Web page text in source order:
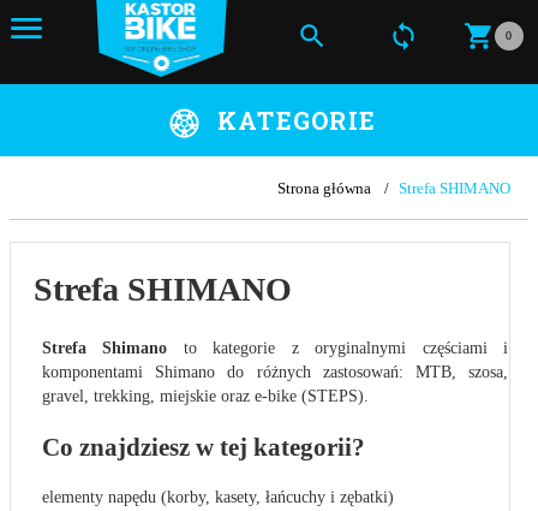
0
KATEGORIE
Strona główna Strefa SHIMANO
Strefa SHIMANO
Strefa Shimano to kategorie z oryginalnymi częściami i
komponentami Shimano do różnych zastosowań: MTB, szosa,
gravel, trekking, miejskie oraz e-bike (STEPS).
Co znajdziesz w tej kategorii?
elementy napędu (korby, kasety, łańcuchy i zębatki)